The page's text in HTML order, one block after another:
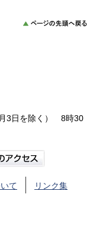
3日を除く） 8時30
て リンク集